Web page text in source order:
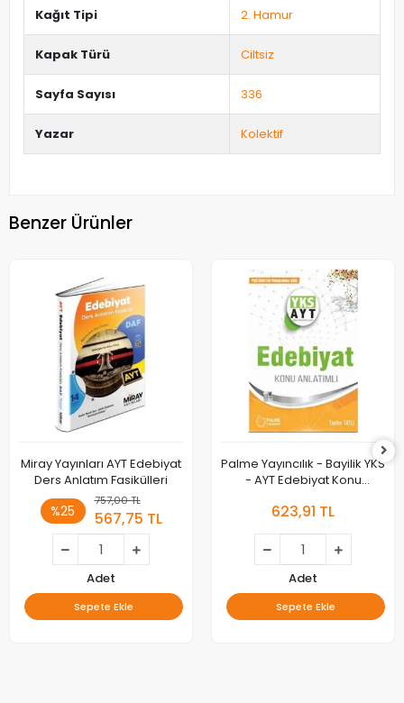
Kağıt Tipi 2. Hamur
Kapak Türü Ciltsiz
Sayfa Sayısı 336
Yazar Kolektif
Benzer Ürünler
Miray Yayınları AYT Edebiyat
Ders Anlatım Fasikülleri
%25
757,00 TL
567,75 TL
Adet
Sepete Ekle
Palme Yayıncılık - Bayilik YKS
- AYT Edebiyat Konu
623,91 TL
Adet
Sepete Ekle